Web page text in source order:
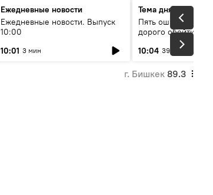
Ежедневные новости
Ежедневные новости. Выпуск
10:00
10:01 3 мин
Тема дня
Пять ошибок
дорого обойтись
10:04 39 мин
г. Бишкек 89.3